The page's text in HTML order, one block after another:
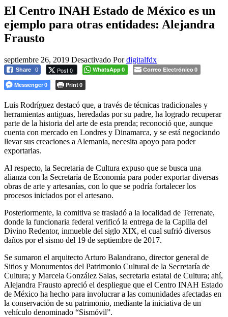
El Centro INAH Estado de México es un
ejemplo para otras entidades: Alejandra
Frausto
septiembre 26, 2019 Desactivado Por digitalfdx
Share 0 Post 0 WhatsApp0 Correo Electrónico 0
Messenger0 Print0
Luis Rodríguez destacó que, a través de técnicas tradicionales y
herramientas antiguas, heredadas por su padre, ha logrado recuperar
parte de la historia del arte de esta prenda; reconoció que, aunque
cuenta con mercado en Londres y Dinamarca, y se está negociando
llevar sus creaciones a Alemania, necesita apoyo para poder
exportarlas.
Al respecto, la Secretaria de Cultura expuso que se busca una
alianza con la Secretaría de Economía para poder exportar diversas
obras de arte y artesanías, con lo que se podría fortalecer los
procesos iniciados por el artesano.
Posteriormente, la comitiva se trasladó a la localidad de Terrenate,
donde la funcionaria federal verificó la entrega de la Capilla del
Divino Redentor, inmueble del siglo XIX, el cual sufrió diversos
daños por el sismo del 19 de septiembre de 2017.
Se sumaron el arquitecto Arturo Balandrano, director general de
Sitios y Monumentos del Patrimonio Cultural de la Secretaría de
Cultura; y Marcela González Salas, secretaria estatal de Cultura; ahí,
Alejandra Frausto apreció el despliegue que el Centro INAH Estado
de México ha hecho para involucrar a las comunidades afectadas en
la conservación de su patrimonio, mediante la iniciativa de un
vehículo denominado “Sismóvil”.